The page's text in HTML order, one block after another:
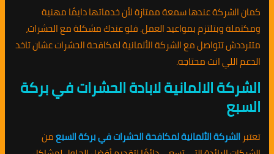
كمان الشركة عندها سمعة ممتازة لأن خدماتها دايمًا مهنية
ومكتملة وبتلتزم بمواعيد العمل. فلو عندك مشكلة مع الحشرات،
متترددش تتواصل مع الشركة الألمانية لمكافحة الحشرات عشان تاخد
الدعم اللي انت محتاجه.
الشركة الالمانية لابادة الحشرات في بركة
السبع
تعتبر الشركة الألمانية لمكافحة الحشرات في بركة السبعمن